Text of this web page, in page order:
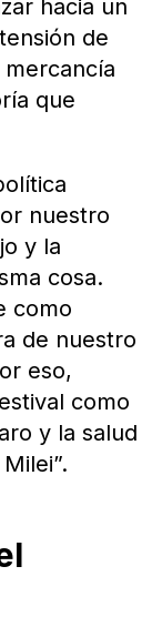
hacia un
de
que
nuestro
y la
cosa.
como
de nuestro
eso,
como
y la salud